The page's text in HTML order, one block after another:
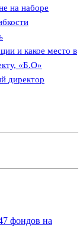
на наборе
и какое место в
«Б.О»
директор
фондов на